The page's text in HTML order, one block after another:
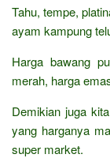
Tahu, tempe,
ayam kampung
Harga bawang
merah, harga
Demikian juga
yang harganya
super market.